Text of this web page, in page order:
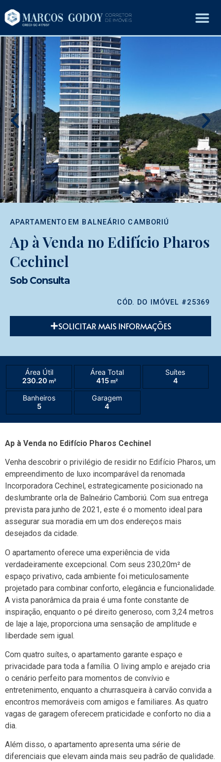
APARTAMENTO EM BALNEÁRIO CAMBORIÚ
Ap à Venda no Edifício Pharos
Cechinel
Sob Consulta
CÓD. DO IMÓVEL #25369
SOLICITAR MAIS INFORMAÇÕES
Área Útil
230.20 m²
Área Total
415 m²
Suítes
4
Banheiros
5
Garagem
4
Ap à Venda no Edifício Pharos Cechinel
Venha descobrir o privilégio de residir no Edifício Pharos, um
empreendimento de luxo incomparável da renomada
Incorporadora Cechinel, estrategicamente posicionado na
deslumbrante orla de Balneário Camboriú. Com sua entrega
prevista para junho de 2021, este é o momento ideal para
assegurar sua moradia em um dos endereços mais
desejados da cidade.
O apartamento oferece uma experiência de vida
verdadeiramente excepcional. Com seus 230,20m² de
espaço privativo, cada ambiente foi meticulosamente
projetado para combinar conforto, elegância e funcionalidade.
A vista panorâmica da praia é uma fonte constante de
inspiração, enquanto o pé direito generoso, com 3,24 metros
de laje a laje, proporciona uma sensação de amplitude e
liberdade sem igual.
Com quatro suítes, o apartamento garante espaço e
privacidade para toda a família. O living amplo e arejado cria
o cenário perfeito para momentos de convívio e
entretenimento, enquanto a churrasqueira à carvão convida a
encontros memoráveis com amigos e familiares. As quatro
vagas de garagem oferecem praticidade e conforto no dia a
dia.
Além disso, o apartamento apresenta uma série de
diferenciais que elevam ainda mais seu padrão de qualidade.